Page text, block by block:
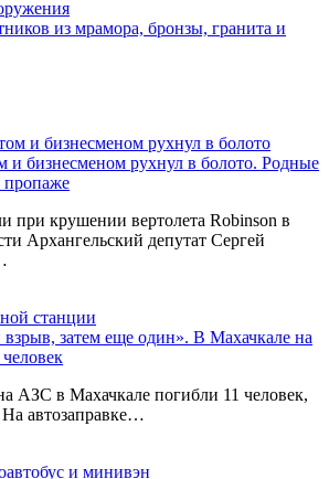
из мрамора, бронзы, гранита и
и бизнесменом рухнул в болото. Родные
пропаже
при крушении вертолета Robinson в
Архангельский депутат Сергей
затем еще один». В Махачкале на
АЗС в Махачкале погибли 11 человек,
На автозаправке…